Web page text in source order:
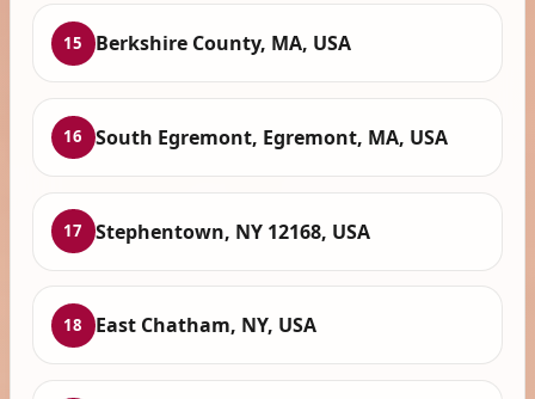
15 Berkshire County, MA, USA
16 South Egremont, Egremont, MA, USA
17 Stephentown, NY 12168, USA
18 East Chatham, NY, USA